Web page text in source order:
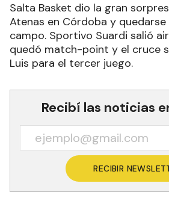
Salta Basket dio la gran
Atenas en Córdoba y
campo. Sportivo Suardi salió
quedó match-point y el cruce
Luis para el tercer juego.
Recibí las noticias
RECIBIR